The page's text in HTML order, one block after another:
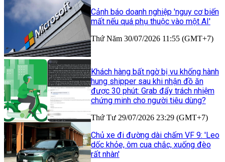
Cảnh báo doanh nghiệp 'nguy cơ biến
mất nếu quá phụ thuộc vào một AI'
Thứ Năm 30/07/2026 11:55 (GMT+7)
Khách hàng bất ngờ bị vu khống hành
hung shipper sau khi nhận đồ ăn
được 30 phút: Grab đẩy trách nhiệm
chứng minh cho người tiêu dùng?
Thứ Tư 29/07/2026 23:29 (GMT+7)
Chủ xe đi đường dài chấm VF 9: 'Leo
dốc khỏe, ôm cua chắc, xuống đèo
rất nhàn'